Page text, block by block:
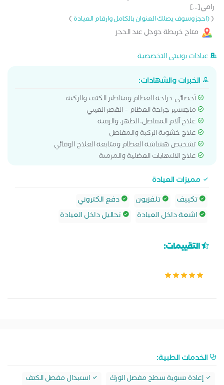
رامي[...]
((احجز وسوف يصلك العنوان بالكامل وارقام العيادة)
متاح خريطة جوجل عند الحجز
عيادات يونيتي التخصصية
الخبرات والشهادات:
أخصائي جراحة العظام ومناظير الكتف والركبة
ماجستير جراحة العظام – القصر العيني
علاج آلام المفاصل، الظهر، والرقبة
علاج خشونة الركبة والمفاصل
تشخيص هشاشة العظام ومتابعة العلاج الوقائي
علاج الالتهابات العضلية والمزمنة
مميزات العيادة
تكييف
تلفزيون
دفع الكتروني
اشعة داخل العيادة
تحاليل داخل العيادة
التقييمات:
الخدمات الطبية:
إعادة تسوية سطح مفصل الورك
استبدال مفصل الكتف